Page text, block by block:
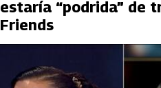
estaría “podrida” de
Friends